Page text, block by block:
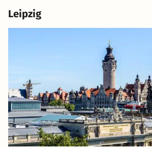
Leipzig